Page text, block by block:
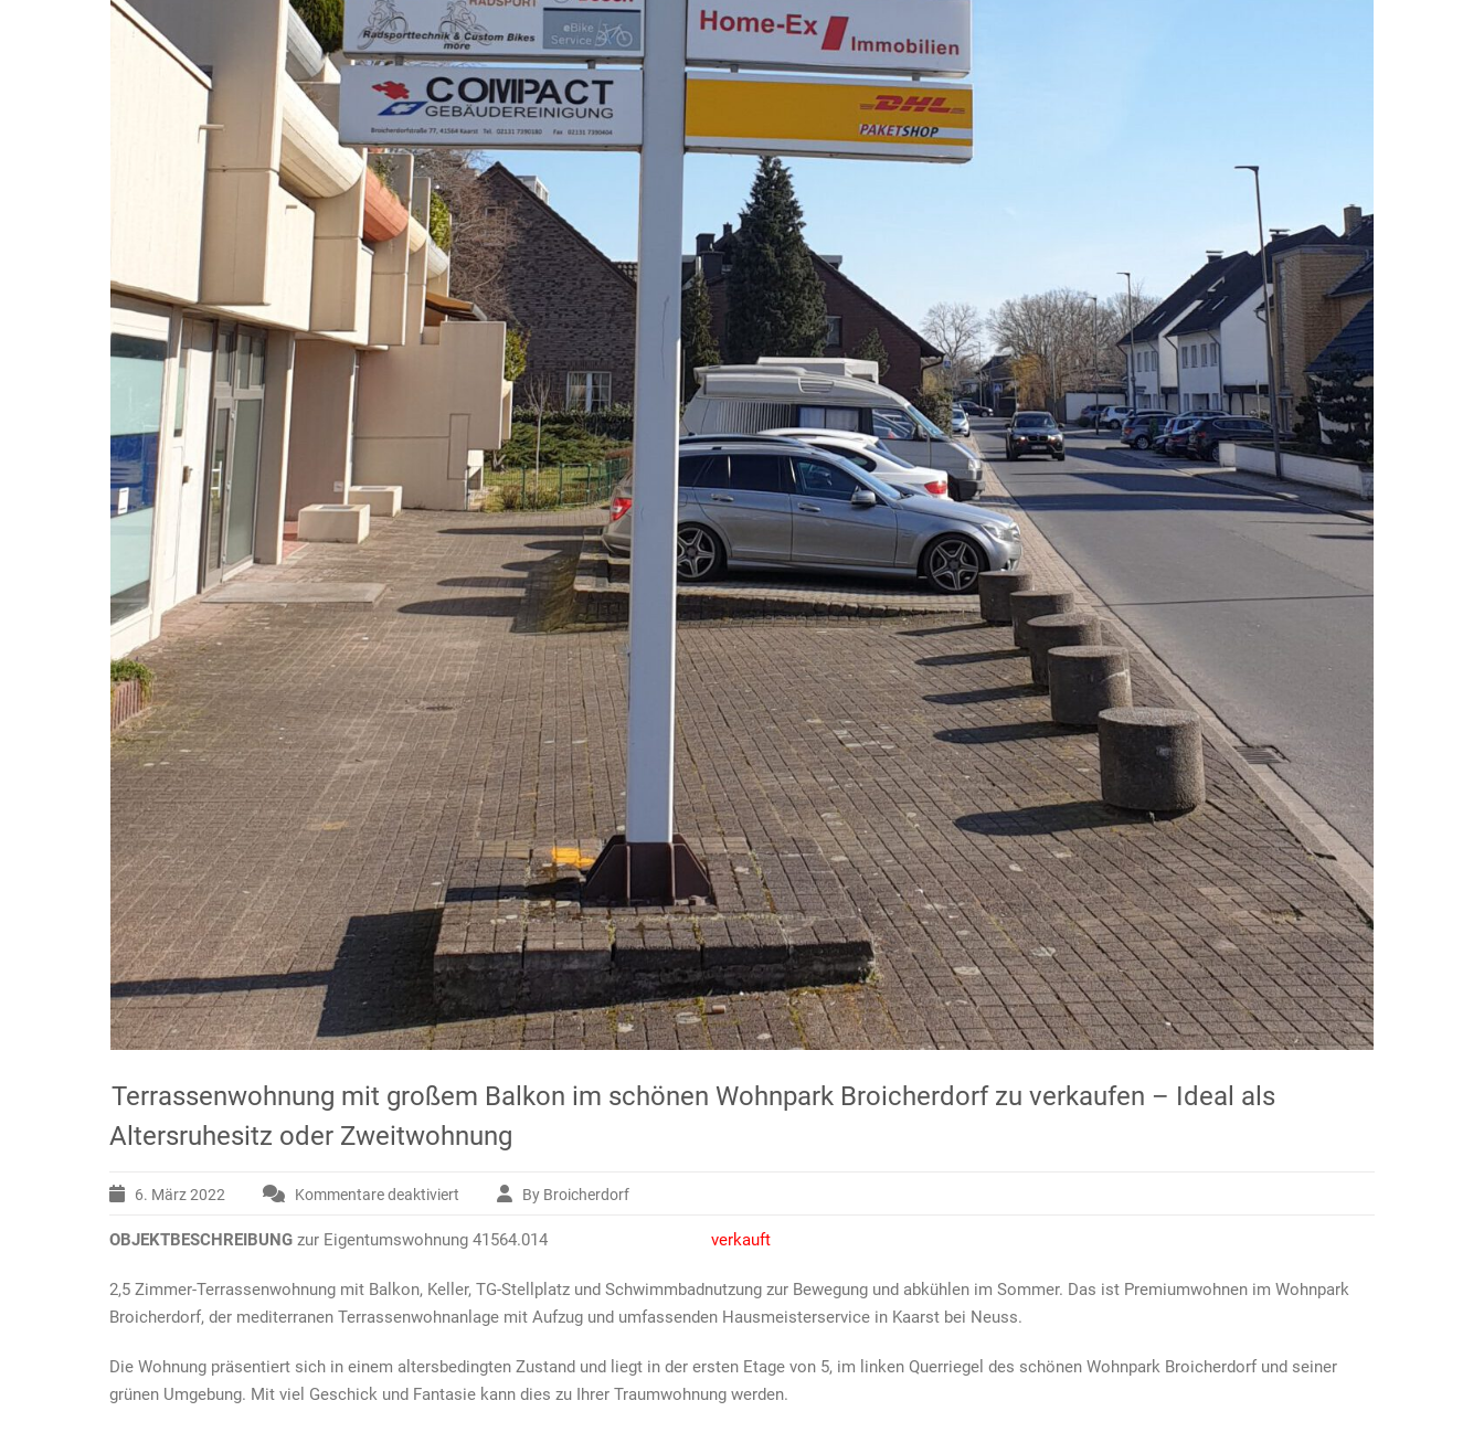
Terrassenwohnung mit großem Balkon im schönen Wohnpark Broicherdorf zu verkaufen – Ideal als
Altersruhesitz oder Zweitwohnung
6. März 2022 Kommentare deaktiviert
mit
Balkon
im
Wohnpark
Broicherdorf
zu
By Broicherdorf
OBJEKTBESCHREIBUNG zur Eigentumswohnung 41564.014 verkauft
2,5 Zimmer-Terrassenwohnung mit Balkon, Keller, TG-Stellplatz und Schwimmbadnutzung zur Bewegung und abkühlen im Sommer. Das ist Premiumwohnen im Wohnpark
Broicherdorf, der mediterranen Terrassenwohnanlage mit Aufzug und umfassenden Hausmeisterservice in Kaarst bei Neuss.
Die Wohnung präsentiert sich in einem altersbedingten Zustand und liegt in der ersten Etage von 5, im linken Querriegel des schönen Wohnpark Broicherdorf und seiner
grünen Umgebung. Mit viel Geschick und Fantasie kann dies zu Ihrer Traumwohnung werden.